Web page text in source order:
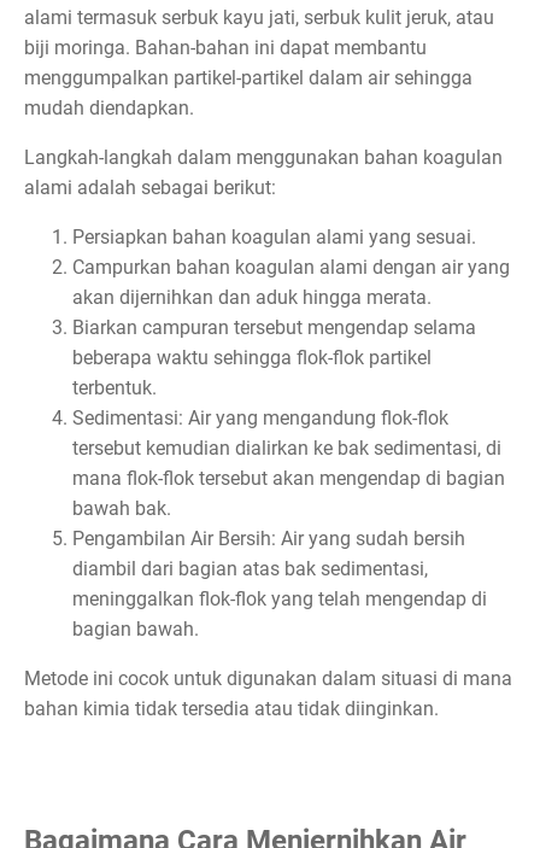
alami termasuk serbuk kayu jati, serbuk kulit jeruk, atau
biji moringa. Bahan-bahan ini dapat membantu
menggumpalkan partikel-partikel dalam air sehingga
mudah diendapkan.
Langkah-langkah dalam menggunakan bahan koagulan
alami adalah sebagai berikut:
Persiapkan bahan koagulan alami yang sesuai.
Campurkan bahan koagulan alami dengan air yang
akan dijernihkan dan aduk hingga merata.
Biarkan campuran tersebut mengendap selama
beberapa waktu sehingga flok-flok partikel
terbentuk.
Sedimentasi: Air yang mengandung flok-flok
tersebut kemudian dialirkan ke bak sedimentasi, di
mana flok-flok tersebut akan mengendap di bagian
bawah bak.
Pengambilan Air Bersih: Air yang sudah bersih
diambil dari bagian atas bak sedimentasi,
meninggalkan flok-flok yang telah mengendap di
bagian bawah.
Metode ini cocok untuk digunakan dalam situasi di mana
bahan kimia tidak tersedia atau tidak diinginkan.
Bagaimana Cara Menjernihkan Air